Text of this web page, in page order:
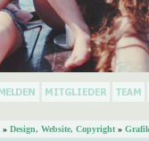
» Design, Website, Copyright »